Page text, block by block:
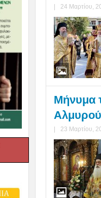
24 Μαρτίου,
Μήνυμα
Αλμυρού
23 Μαρτίου,